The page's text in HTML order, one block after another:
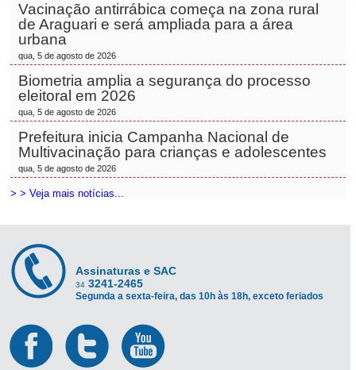
Vacinação antirrábica começa na zona rural
de Araguari e será ampliada para a área
urbana
qua, 5 de agosto de 2026
Biometria amplia a segurança do processo
eleitoral em 2026
qua, 5 de agosto de 2026
Prefeitura inicia Campanha Nacional de
Multivacinação para crianças e adolescentes
qua, 5 de agosto de 2026
> > Veja mais notícias...
Assinaturas e SAC
34 3241-2465
Segunda a sexta-feira, das 10h às 18h, exceto feriados